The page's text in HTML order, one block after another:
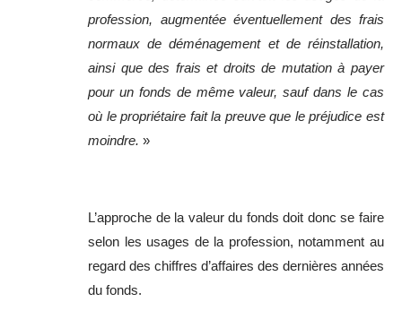
profession, augmentée éventuellement des frais
normaux de déménagement et de réinstallation,
ainsi que des frais et droits de mutation à payer
pour un fonds de même valeur, sauf dans le cas
où le propriétaire fait la preuve que le préjudice est
moindre. »
L’approche de la valeur du fonds doit donc se faire
selon les usages de la profession, notamment au
regard des chiffres d’affaires des dernières années
du fonds.